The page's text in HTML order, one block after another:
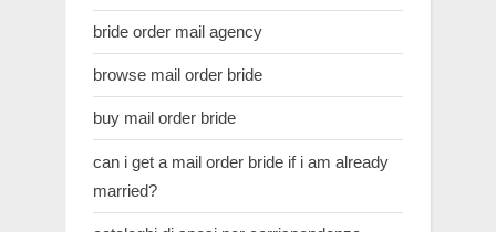
bride order mail agency
browse mail order bride
buy mail order bride
can i get a mail order bride if i am already
married?